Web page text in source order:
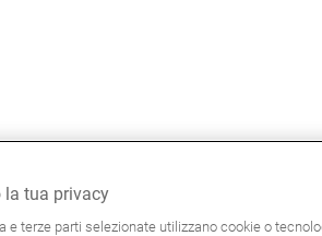
la tua privacy
e terze parti selezionate utilizzano cookie o